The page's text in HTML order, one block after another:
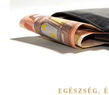
EGÉSZSÉG ,